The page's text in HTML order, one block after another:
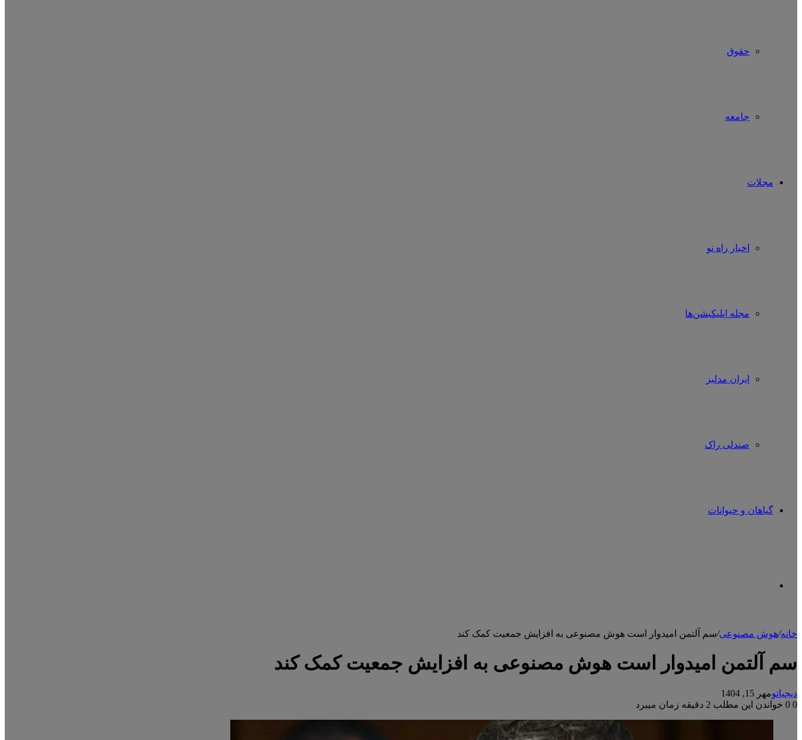
حقوق
جامعه
مجلات
اخبار راه نو
مجله اپلیکیشن‌ها
ایران مدلبز
صندلی راک
گیاهان و حیوانات
پوسته
خانه/هوش مصنوعی/سم آلتمن امیدوار است هوش مصنوعی به افزایش جمعیت کمک کند
سم آلتمن امیدوار است هوش مصنوعی به افزایش جمعیت کمک کند
دیجیاتومهر 15, 1404
0
خواندن این مطلب 2 دقیقه زمان میبرد